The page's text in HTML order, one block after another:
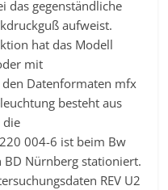
das gegenständliche
aufweist.
hat das Modell
mit
Datenformaten mfx
besteht aus
die
004-6 ist beim Bw
Nürnberg stationiert.
REV U2